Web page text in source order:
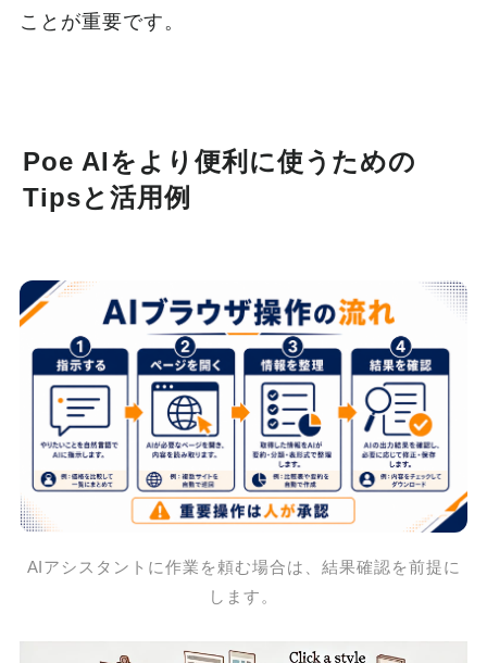
ことが重要です。
Poe AIをより便利に使うための
Tipsと活用例
AIアシスタントに作業を頼む場合は、結果確認を前提に
します。